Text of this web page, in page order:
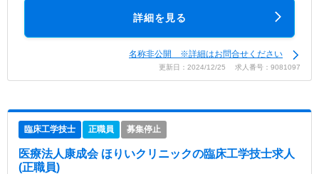
詳細を見る
名称非公開 ※詳細はお問合せください
更新日：2024/12/25 求人番号：9081097
臨床工学技士 正職員 募集停止
医療法人康成会 ほりいクリニックの臨床工学技士求人
(正職員)